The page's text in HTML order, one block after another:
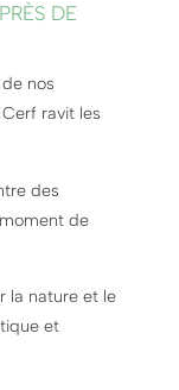
DE
nos
ravit les
des
de
la nature et le
et